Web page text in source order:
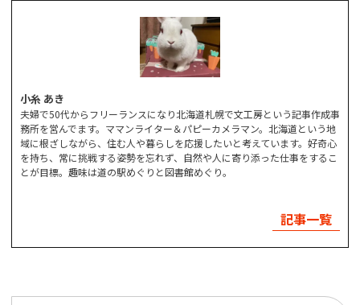
小糸 あき
夫婦で50代からフリーランスになり北海道札幌で文工房という記事作成事
務所を営んでます。ママンライター＆パピーカメラマン。北海道という地
域に根ざしながら、住む人や暮らしを応援したいと考えています。好奇心
を持ち、常に挑戦する姿勢を忘れず、自然や人に寄り添った仕事をするこ
とが目標。趣味は道の駅めぐりと図書館めぐり。
記事一覧